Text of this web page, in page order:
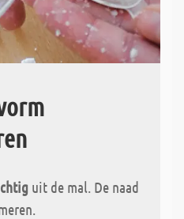
uit de mal. De naad